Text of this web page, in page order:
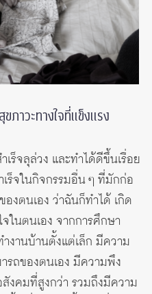
ภาวะทางใจที่แข็งแรง
ร็จลุล่วง และทำได้ดีขึ้นเรื่อย
ร็จในกิจกรรมอื่น ๆ ที่มักก่อ
องตนเอง ว่าฉันก็ทำได้ เกิด
ในตนเอง จากการศึกษา
งานบ้านตั้งแต่เล็ก มีความ
รถของตนเอง มีความพึง
งคมที่สูงกว่า รวมถึงมีความ